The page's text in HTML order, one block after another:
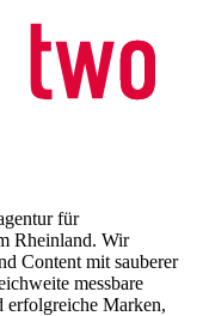
für
Rheinland. Wir
Content mit sauberer
messbare
erfolgreiche Marken,